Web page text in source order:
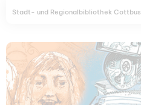
Stadt- und Regionalbibliothek Cottbus